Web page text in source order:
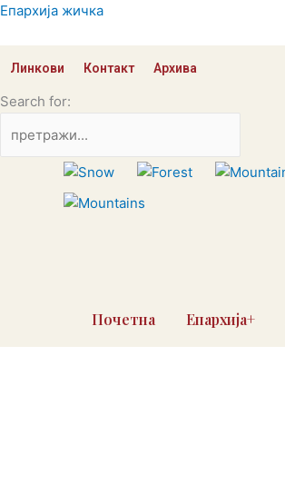
Skip
Епархија жичка
Линкови Контакт Архива
Search for:
Почетна Епархија+